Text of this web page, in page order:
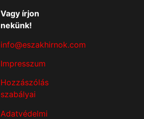
Vagy írjon
nekünk!
info@eszakhirnok.com
Impresszum
Hozzászólás
szabályai
Adatvédelmi